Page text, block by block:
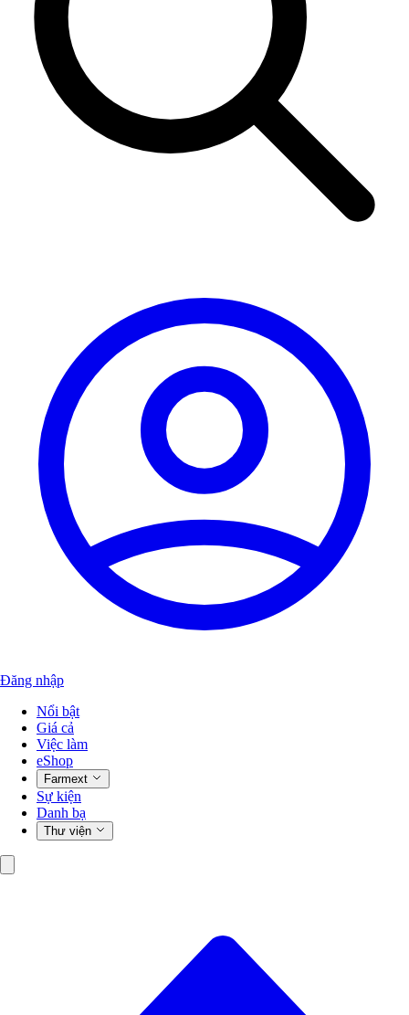
Đăng nhập
Nổi bật
Giá cả
Việc làm
eShop
Farmext
Sự kiện
Danh bạ
Thư viện